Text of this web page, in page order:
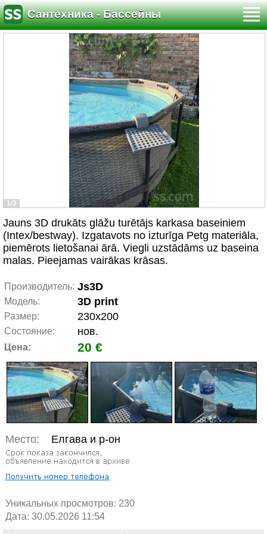
Сантехника - Бассейны
1/3
Jauns 3D drukāts glāžu turētājs karkasa baseiniem
(Intex/bestway). Izgatavots no izturīga Petg materiāla,
piemērots lietošanai ārā. Viegli uzstādāms uz baseina
malas. Pieejamas vairākas krāsas.
Производитель: Js3D
Модель: 3D print
Размер: 230x200
Состояние: нов.
Цена: 20 €
Место: Елгава и р-он
Уникальных просмотров: 230
Дата: 30.05.2026 11:54